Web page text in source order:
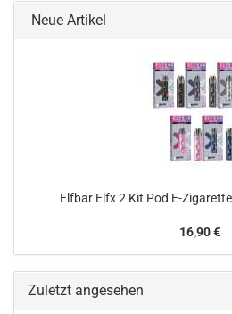
Neue Artikel
Elfbar Elfx 2 Kit Pod E-
16,90 €
Zuletzt angesehen